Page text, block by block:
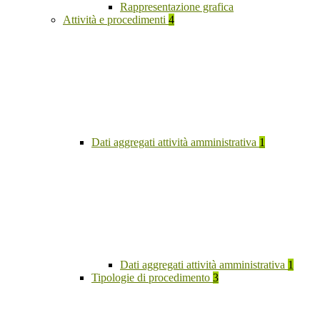
Rappresentazione grafica
Attività e procedimenti 4
Dati aggregati attività amministrativa 1
Dati aggregati attività amministrativa 1
Tipologie di procedimento 3